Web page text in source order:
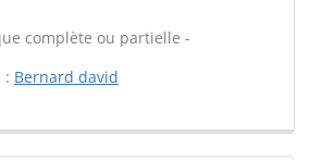
complète ou partielle -
: Bernard david